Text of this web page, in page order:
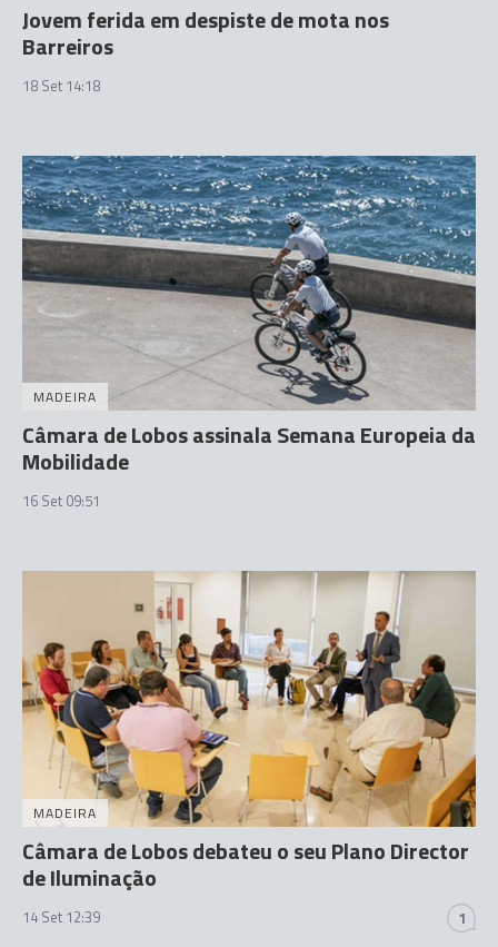
Jovem ferida em despiste de mota nos
Barreiros
18 Set 14:18
MADEIRA
Câmara de Lobos assinala Semana Europeia da
Mobilidade
16 Set 09:51
MADEIRA
Câmara de Lobos debateu o seu Plano Director
de Iluminação
14 Set 12:39 1